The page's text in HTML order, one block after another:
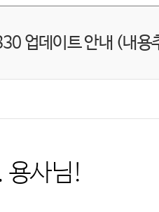
업데이트 안내 (내용
용사님!